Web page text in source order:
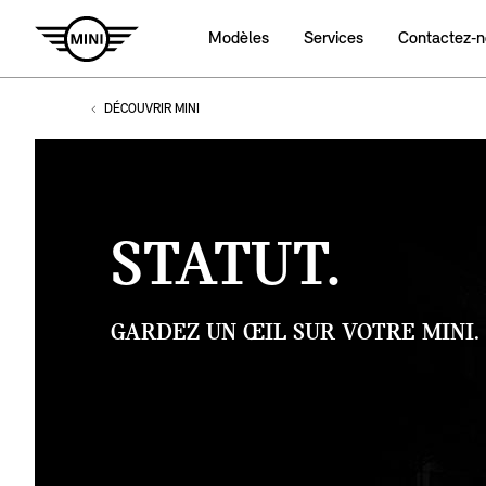
Modèles Services
DÉCOUVRIR MINI
STATUT.
GARDEZ UN ŒIL SUR VOTRE MINI.